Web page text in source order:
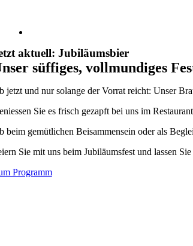
aktuell: Jubiläumsbier
süffiges, vollmundiges
jetzt und nur solange der Vorrat reicht: Unser
Sie es frisch gezapft bei uns im
beim gemütlichen Beisammensein oder als
Sie mit uns beim Jubiläumsfest und lassen
Programm